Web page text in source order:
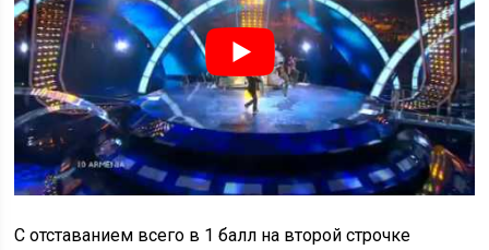
С отставанием всего в 1 балл на второй строчке